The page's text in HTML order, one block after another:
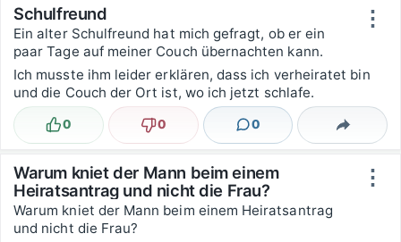
⋮
Schulfreund
Ein alter Schulfreund hat mich gefragt, ob er ein
paar Tage auf meiner Couch übernachten kann.
Ich musste ihm leider erklären, dass ich verheiratet bin
und die Couch der Ort ist, wo ich jetzt schlafe.
Lustig
0 Nicht lustig
0 0
Kommentare Teilen
⋮
Warum kniet der Mann beim einem
Heiratsantrag und nicht die Frau?
Warum kniet der Mann beim einem Heiratsantrag
und nicht die Frau?